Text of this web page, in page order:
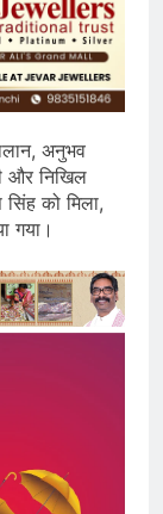
अनुभव
और निखिल
को मिला,
गया।